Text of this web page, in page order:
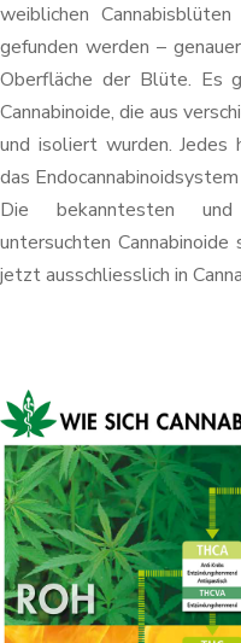
weiblichen
gefunden werden –
Oberfläche der Blüte. Es
Cannabinoide, die aus
und isoliert wurden. Jedes
das
Die bekanntesten
untersuchten
jetzt ausschliesslich in